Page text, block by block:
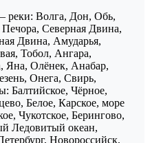
реки: Волга, Дон, Обь,
Северная Двина,
Двина, Амударья,
Тобол, Ангара,
Яна, Олёнек, Анабар,
Онега, Свирь,
Балтийское, Чёрное,
Белое, Карское, море
Чукотское, Берингово,
Ледовитый океан,
Новороссийск,